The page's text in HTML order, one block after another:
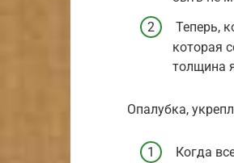
Теперь,
которая
толщина
Опалубка,
Когда